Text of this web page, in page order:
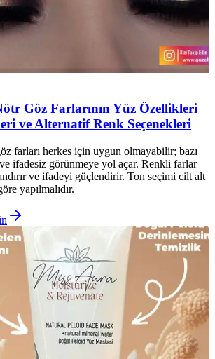
Göz Farlarının Yüz Özellikleri
ve Alternatif Renk Seçenekleri
farları herkes için uygun olmayabilir; bazı
ifadesiz görünmeye yol açar. Renkli farlar
ve ifadeyi güçlendirir. Ton seçimi cilt alt
yapılmalıdır.